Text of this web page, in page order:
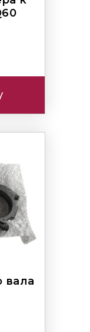
вала